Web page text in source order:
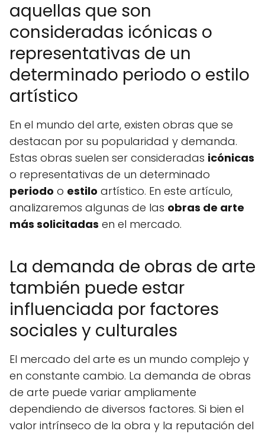
aquellas que son
consideradas icónicas o
representativas de un
determinado periodo o estilo
artístico
En el mundo del arte, existen obras que se
destacan por su popularidad y demanda.
Estas obras suelen ser consideradas icónicas
o representativas de un determinado
periodo o estilo artístico. En este artículo,
analizaremos algunas de las obras de arte
más solicitadas en el mercado.
La demanda de obras de arte
también puede estar
influenciada por factores
sociales y culturales
El mercado del arte es un mundo complejo y
en constante cambio. La demanda de obras
de arte puede variar ampliamente
dependiendo de diversos factores. Si bien el
valor intrínseco de la obra y la reputación del